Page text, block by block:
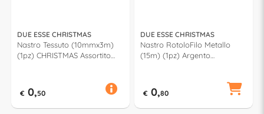
DUE ESSE CHRISTMAS
Nastro Tessuto (10mmx3m)
(1pz) CHRISTMAS Assortito
€ 0,50
DUE ESSE CHRISTMAS
Nastro RotoloFilo Metallo
(15m) (1pz) Argento
€ 0,80